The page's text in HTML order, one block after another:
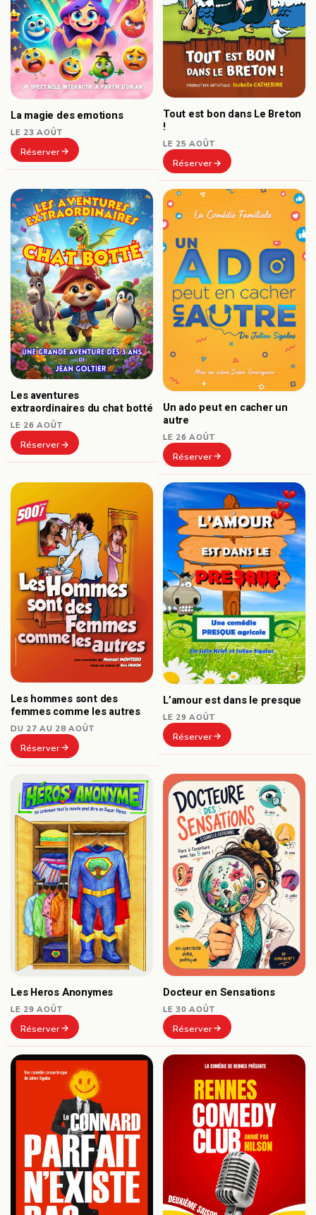
La magie des emotions
LE 23 AOÛT
Réserver
Tout est bon dans Le Breton
!
LE 25 AOÛT
Réserver
Les aventures
extraordinaires du chat botté
LE 26 AOÛT
Réserver
Un ado peut en cacher un
autre
LE 26 AOÛT
Réserver
Les hommes sont des
femmes comme les autres
DU 27 AU 28 AOÛT
Réserver
L’amour est dans le presque
LE 29 AOÛT
Réserver
Les Heros Anonymes
LE 29 AOÛT
Réserver
Docteur en Sensations
LE 30 AOÛT
Réserver